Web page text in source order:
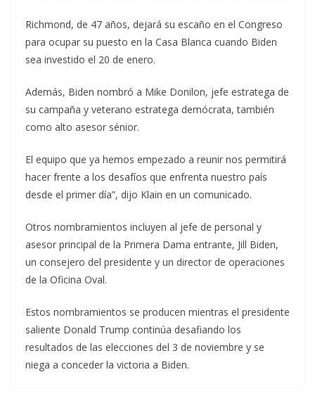
Richmond, de 47 años, dejará su escaño en el Congreso
para ocupar su puesto en la Casa Blanca cuando Biden
sea investido el 20 de enero.
Además, Biden nombró a Mike Donilon, jefe estratega de
su campaña y veterano estratega demócrata, también
como alto asesor sénior.
El equipo que ya hemos empezado a reunir nos permitirá
hacer frente a los desafíos que enfrenta nuestro país
desde el primer día”, dijo Klain en un comunicado.
Otros nombramientos incluyen al jefe de personal y
asesor principal de la Primera Dama entrante, Jill Biden,
un consejero del presidente y un director de operaciones
de la Oficina Oval.
Estos nombramientos se producen mientras el presidente
saliente Donald Trump continúa desafiando los
resultados de las elecciones del 3 de noviembre y se
niega a conceder la victoria a Biden.